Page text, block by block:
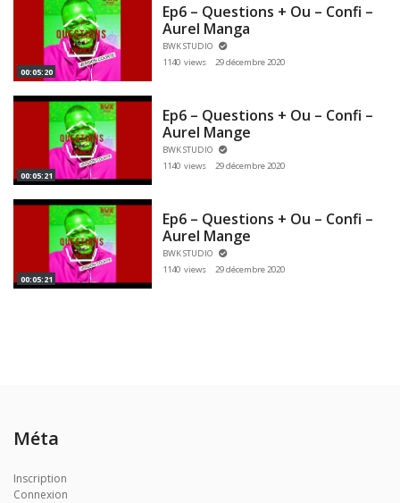
00:05:20
Ep6 – Questions + Ou – Confi –
Aurel Manga
BWK STUDIO
1140 views
29 décembre 2020
00:05:21
Ep6 – Questions + Ou – Confi –
Aurel Mange
BWK STUDIO
1140 views
29 décembre 2020
00:05:21
Ep6 – Questions + Ou – Confi –
Aurel Mange
BWK STUDIO
1140 views
29 décembre 2020
Méta
Inscription
Connexion